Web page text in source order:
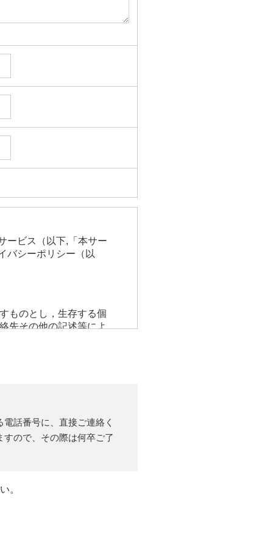
ービス（以下,「本サー
バシーポリシー（以
ものとし，生存する個
先その他の記述等によ
以外のものをいい，ご
レス，銀行口座番号，
また，ユーザーと提携
たページや広告の履
用しまたはページを閲
電話番号に、直接ご連絡く
ので、その際は何卒ご了
。